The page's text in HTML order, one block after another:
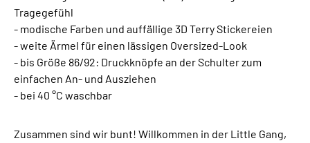
Tragegefühl
- modische Farben und auffällige 3D Terry Stickereien
- weite Ärmel für einen lässigen Oversized-Look
- bis Größe 86/92: Druckknöpfe an der Schulter zum
einfachen An- und Ausziehen
- bei 40 °C waschbar
Zusammen sind wir bunt! Willkommen in der Little Gang,